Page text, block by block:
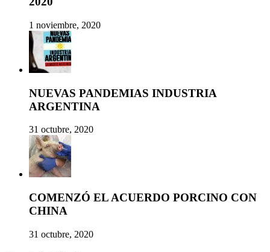
1 noviembre, 2020
NUEVAS PANDEMIAS INDUSTRIA
ARGENTINA
31 octubre, 2020
COMENZÓ EL ACUERDO PORCINO CON
CHINA
31 octubre, 2020